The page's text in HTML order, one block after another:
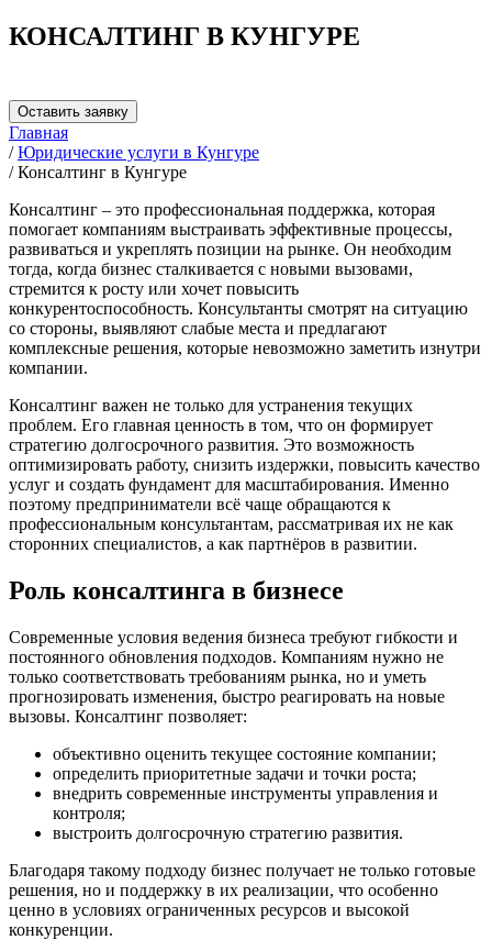
КОНСАЛТИНГ В КУНГУРЕ
Оставить заявку
Главная
/Юридические услуги в Кунгуре
/Консалтинг в Кунгуре
Консалтинг – это профессиональная поддержка, которая
помогает компаниям выстраивать эффективные процессы,
развиваться и укреплять позиции на рынке. Он необходим
тогда, когда бизнес сталкивается с новыми вызовами,
стремится к росту или хочет повысить
конкурентоспособность. Консультанты смотрят на ситуацию
со стороны, выявляют слабые места и предлагают
комплексные решения, которые невозможно заметить изнутри
компании.
Консалтинг важен не только для устранения текущих
проблем. Его главная ценность в том, что он формирует
стратегию долгосрочного развития. Это возможность
оптимизировать работу, снизить издержки, повысить качество
услуг и создать фундамент для масштабирования. Именно
поэтому предприниматели всё чаще обращаются к
профессиональным консультантам, рассматривая их не как
сторонних специалистов, а как партнёров в развитии.
Роль консалтинга в бизнесе
Современные условия ведения бизнеса требуют гибкости и
постоянного обновления подходов. Компаниям нужно не
только соответствовать требованиям рынка, но и уметь
прогнозировать изменения, быстро реагировать на новые
вызовы. Консалтинг позволяет:
объективно оценить текущее состояние компании;
определить приоритетные задачи и точки роста;
внедрить современные инструменты управления и
контроля;
выстроить долгосрочную стратегию развития.
Благодаря такому подходу бизнес получает не только готовые
решения, но и поддержку в их реализации, что особенно
ценно в условиях ограниченных ресурсов и высокой
конкуренции.